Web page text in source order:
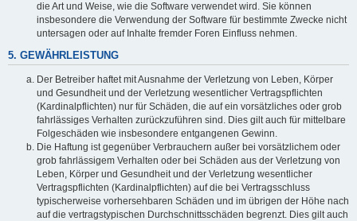
die Art und Weise, wie die Software verwendet wird. Sie können
insbesondere die Verwendung der Software für bestimmte Zwecke nicht
untersagen oder auf Inhalte fremder Foren Einfluss nehmen.
5. GEWÄHRLEISTUNG
Der Betreiber haftet mit Ausnahme der Verletzung von Leben, Körper
und Gesundheit und der Verletzung wesentlicher Vertragspflichten
(Kardinalpflichten) nur für Schäden, die auf ein vorsätzliches oder grob
fahrlässiges Verhalten zurückzuführen sind. Dies gilt auch für mittelbare
Folgeschäden wie insbesondere entgangenen Gewinn.
Die Haftung ist gegenüber Verbrauchern außer bei vorsätzlichem oder
grob fahrlässigem Verhalten oder bei Schäden aus der Verletzung von
Leben, Körper und Gesundheit und der Verletzung wesentlicher
Vertragspflichten (Kardinalpflichten) auf die bei Vertragsschluss
typischerweise vorhersehbaren Schäden und im übrigen der Höhe nach
auf die vertragstypischen Durchschnittsschäden begrenzt. Dies gilt auch